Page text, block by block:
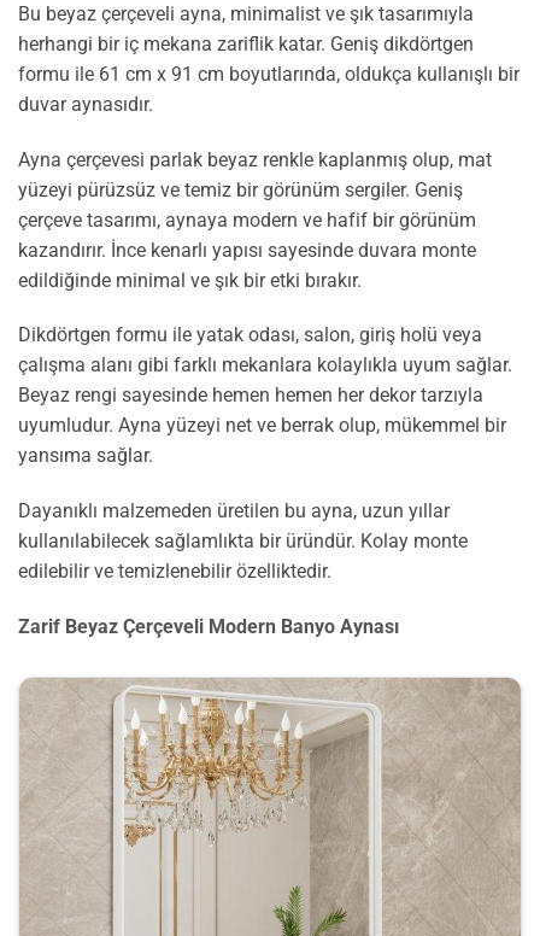
Bu beyaz çerçeveli ayna, minimalist ve şık tasarımıyla
herhangi bir iç mekana zariflik katar. Geniş dikdörtgen
formu ile 61 cm x 91 cm boyutlarında, oldukça kullanışlı bir
duvar aynasıdır.
Ayna çerçevesi parlak beyaz renkle kaplanmış olup, mat
yüzeyi pürüzsüz ve temiz bir görünüm sergiler. Geniş
çerçeve tasarımı, aynaya modern ve hafif bir görünüm
kazandırır. İnce kenarlı yapısı sayesinde duvara monte
edildiğinde minimal ve şık bir etki bırakır.
Dikdörtgen formu ile yatak odası, salon, giriş holü veya
çalışma alanı gibi farklı mekanlara kolaylıkla uyum sağlar.
Beyaz rengi sayesinde hemen hemen her dekor tarzıyla
uyumludur. Ayna yüzeyi net ve berrak olup, mükemmel bir
yansıma sağlar.
Dayanıklı malzemeden üretilen bu ayna, uzun yıllar
kullanılabilecek sağlamlıkta bir üründür. Kolay monte
edilebilir ve temizlenebilir özelliktedir.
Zarif Beyaz Çerçeveli Modern Banyo Aynası